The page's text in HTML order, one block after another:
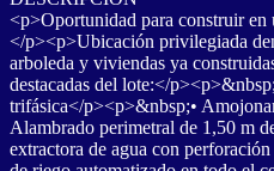
<p>Oportunidad para construir
</p><p>Ubicación privilegiada
arboleda y viviendas ya
destacadas del lote:</
trifásica</p><p>&nbsp;•
Alambrado perimetral de 1,50 m
extractora de agua con